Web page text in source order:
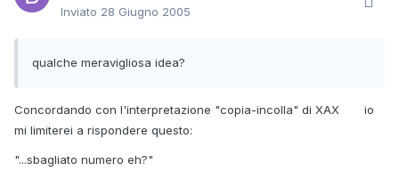
Inviato 28 Giugno 2005
qualche meravigliosa idea?
Concordando con l'interpretazione "copia-incolla" di XAX
io
mi limiterei a rispondere questo:
"...sbagliato numero eh?"